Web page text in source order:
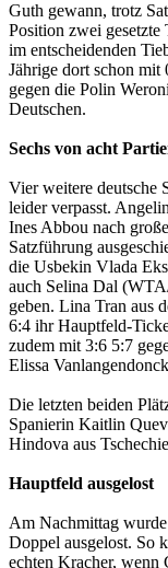
Guth gewann, trotz
Position zwei gesetzte
im entscheidenden
Jährige dort schon mit
gegen die Polin
Deutschen.
Sechs von acht
Vier weitere deutsche
leider verpasst.
Ines Abbou nach
Satzführung
die Usbekin Vlada
auch Selina Dal
geben. Lina Tran aus
6:4 ihr Hauptfeld-
zudem mit 3:6 5:7
Elissa
Die letzten beiden
Spanierin Kaitlin
Hindova aus
Hauptfeld ausgelost
Am Nachmittag
Doppel ausgelost. So
echten Kracher, wenn